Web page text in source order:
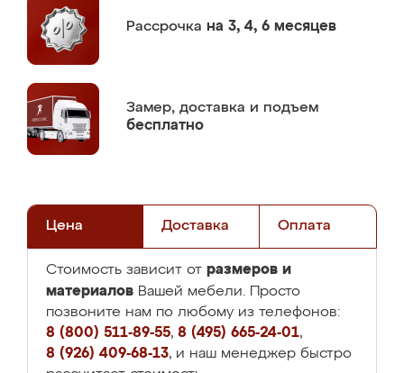
Рассрочка на 3, 4, 6 месяцев
Замер, доставка и подъем
бесплатно
Цена Доставка Оплата
Стоимость зависит от размеров и
материалов Вашей мебели. Просто
позвоните нам по любому из телефонов:
8 (800) 511-89-55, 8 (495) 665-24-01,
8 (926) 409-68-13, и наш менеджер быстро